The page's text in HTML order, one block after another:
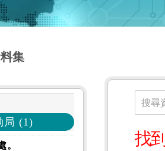
集
局 (1)
。
資
搜尋
找